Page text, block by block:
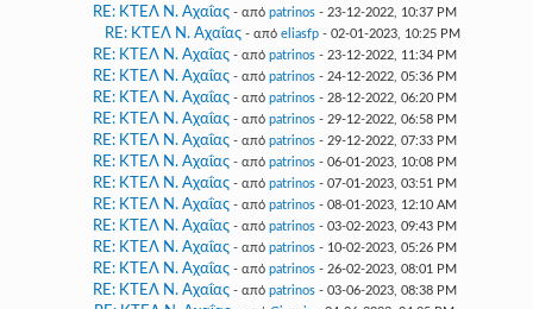
RE: ΚΤΕΛ Ν. Αχαΐας - από patrinos- 23-12-2022, 10:37 PM
RE: ΚΤΕΛ Ν. Αχαΐας - από eliasfp- 02-01-2023, 10:25 PM
RE: ΚΤΕΛ Ν. Αχαΐας - από patrinos- 23-12-2022, 11:34 PM
RE: ΚΤΕΛ Ν. Αχαΐας - από patrinos- 24-12-2022, 05:36 PM
RE: ΚΤΕΛ Ν. Αχαΐας - από patrinos- 28-12-2022, 06:20 PM
RE: ΚΤΕΛ Ν. Αχαΐας - από patrinos- 29-12-2022, 06:58 PM
RE: ΚΤΕΛ Ν. Αχαΐας - από patrinos- 29-12-2022, 07:33 PM
RE: ΚΤΕΛ Ν. Αχαΐας - από patrinos- 06-01-2023, 10:08 PM
RE: ΚΤΕΛ Ν. Αχαΐας - από patrinos- 07-01-2023, 03:51 PM
RE: ΚΤΕΛ Ν. Αχαΐας - από patrinos- 08-01-2023, 12:10 AM
RE: ΚΤΕΛ Ν. Αχαΐας - από patrinos- 03-02-2023, 09:43 PM
RE: ΚΤΕΛ Ν. Αχαΐας - από patrinos- 10-02-2023, 05:26 PM
RE: ΚΤΕΛ Ν. Αχαΐας - από patrinos- 26-02-2023, 08:01 PM
RE: ΚΤΕΛ Ν. Αχαΐας - από patrinos- 03-06-2023, 08:38 PM